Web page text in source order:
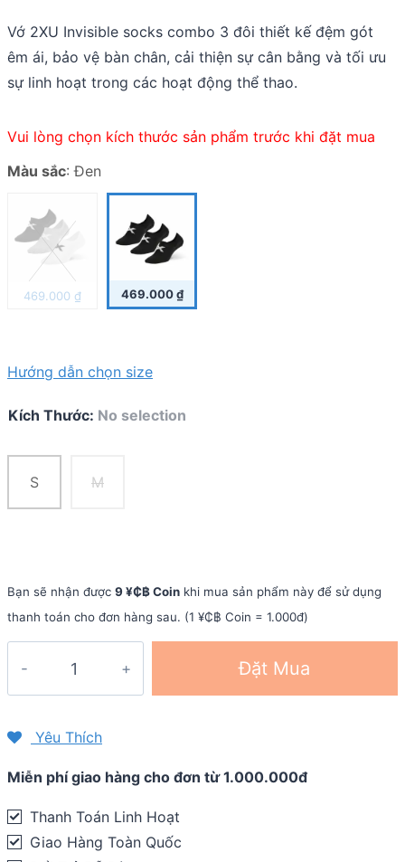
Vớ 2XU Invisible socks combo 3 đôi thiết kế đệm gót
êm ái, bảo vệ bàn chân, cải thiện sự cân bằng và tối ưu
sự linh hoạt trong các hoạt động thể thao.
Vui lòng chọn kích thước sản phẩm trước khi đặt mua
Màu sắc: Đen
469.000 ₫ 469.000₫
Hướng dẫn chọn size
Kích Thước: No selection
S M
Bạn sẽ nhận được 9 ¥₵฿ Coin khi mua sản phẩm này để sử dụng
thanh toán cho đơn hàng sau. (1 ¥₵฿ Coin = 1.000đ)
2XU
socks
(combo
3
đôi)
Đặt Mua
Yêu Thích
Miễn phí giao hàng cho đơn từ 1.000.000đ
Thanh Toán Linh Hoạt
Giao Hàng Toàn Quốc